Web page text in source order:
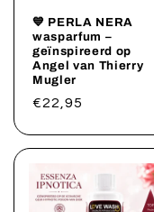
💙 PERLA NERA
wasparfum –
geïnspireerd op
Angel van Thierry
Mugler
Prix
€22,95